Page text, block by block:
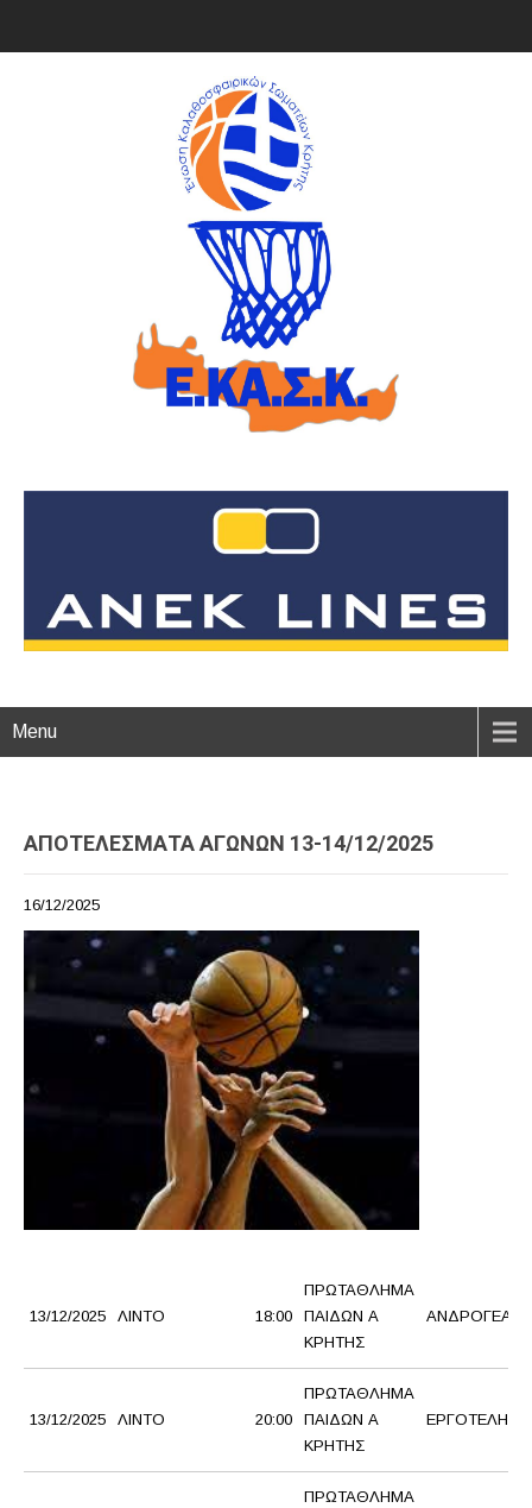
Menu
ΑΠΟΤΕΛΕΣΜΑΤΑ ΑΓΩΝΩΝ 13-14/12/2025
16/12/2025
13/12/2025 ΛΙΝΤΟ 18:00
ΠΡΩΤΑΘΛΗΜΑ
ΠΑΙΔΩΝ Α
ΚΡΗΤΗΣ
ΑΝΔΡΟΓΕΑΣ
13/12/2025 ΛΙΝΤΟ 20:00
ΠΡΩΤΑΘΛΗΜΑ
ΠΑΙΔΩΝ Α
ΚΡΗΤΗΣ
ΕΡΓΟΤΕΛΗΣ
ΠΡΩΤΑΘΛΗΜΑ